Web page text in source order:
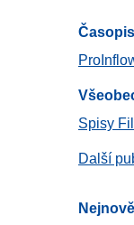
Spisy
Další